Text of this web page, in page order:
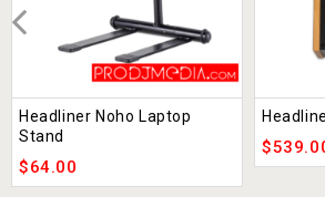
Headliner Noho Laptop
Stand
$64.00
$